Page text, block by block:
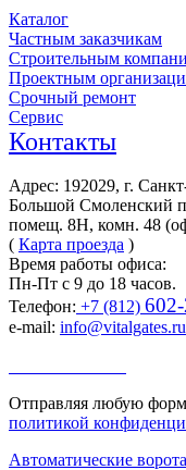
Каталог
Частным заказчикам
Строительным
Проектным
Срочный ремонт
Сервис
Контакты
Адрес: 192029, г.
Большой Смоленский
помещ. 8Н, комн. 48
( Карта проезда )
Время работы офиса:
Пн-Пт с 9 до 18 часов.
Телефон: +7 (812)
e-mail: info@vitalgates.ru
Отправляя любую
политикой
Автоматические